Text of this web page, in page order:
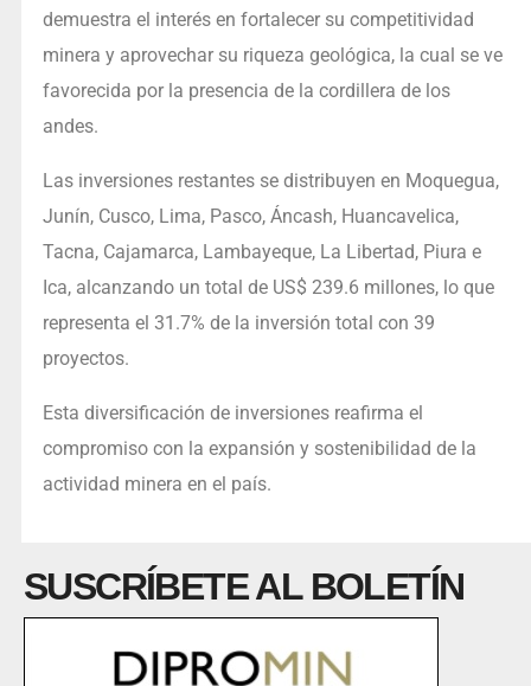
demuestra el interés en fortalecer su competitividad
minera y aprovechar su riqueza geológica, la cual se ve
favorecida por la presencia de la cordillera de los
andes.
Las inversiones restantes se distribuyen en Moquegua,
Junín, Cusco, Lima, Pasco, Áncash, Huancavelica,
Tacna, Cajamarca, Lambayeque, La Libertad, Piura e
Ica, alcanzando un total de US$ 239.6 millones, lo que
representa el 31.7% de la inversión total con 39
proyectos.
Esta diversificación de inversiones reafirma el
compromiso con la expansión y sostenibilidad de la
actividad minera en el país.
SUSCRÍBETE AL BOLETÍN